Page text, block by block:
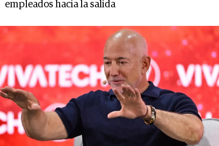
empleados hacia la salida